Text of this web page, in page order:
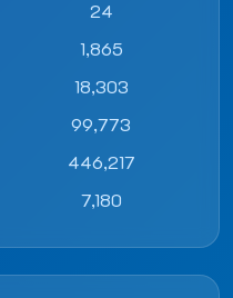
24
1,865
18,303
99,773
446,217
7,180